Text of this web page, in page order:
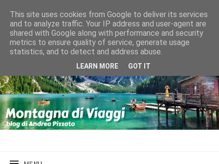
This site uses cookies from Google to deliver its services
and to analyze traffic. Your IP address and user-agent are
shared with Google along with performance and security
metrics to ensure quality of service, generate usage
statistics, and to detect and address abuse.
LEARN MORE GOT IT